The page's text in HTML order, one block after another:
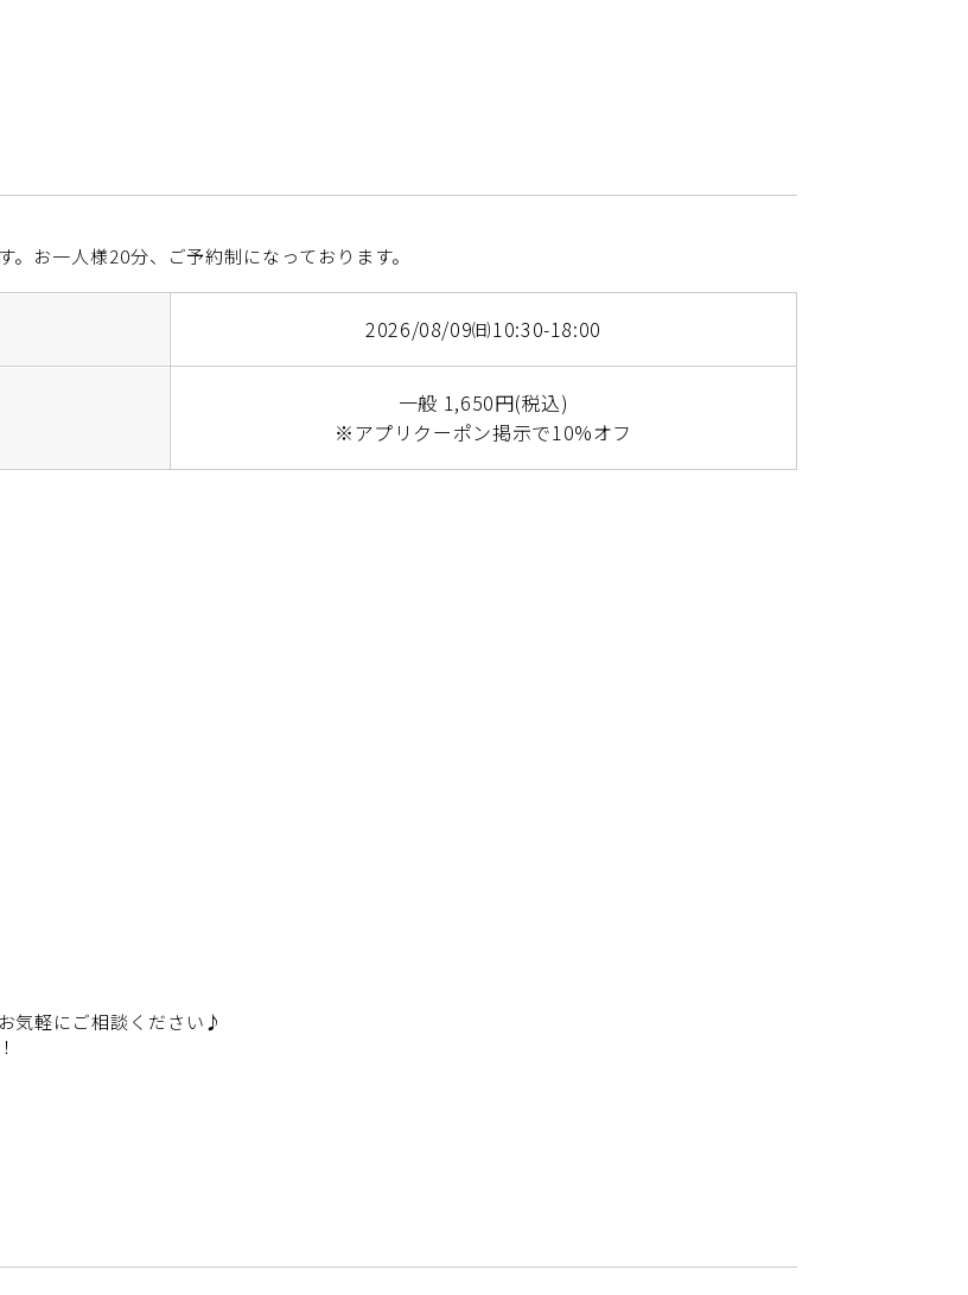
お一人様20分、ご予約制になっております。
2026/08/09㈰10:30-18:00
一般 1,650円(税込)
※アプリクーポン掲示で10%オフ
気軽にご相談ください♪